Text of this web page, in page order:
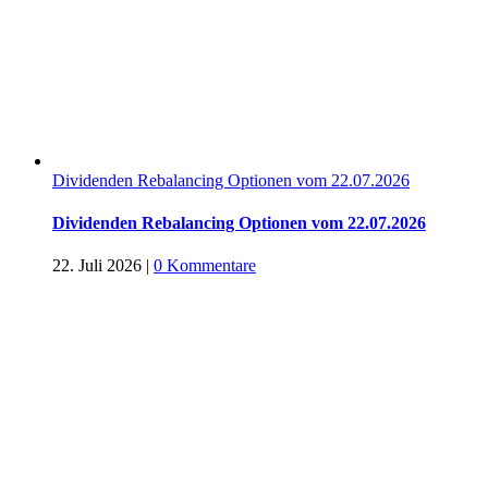
Dividenden Rebalancing Optionen vom 22.07.2026
Dividenden Rebalancing Optionen vom 22.07.2026
22. Juli 2026 | 0 Kommentare